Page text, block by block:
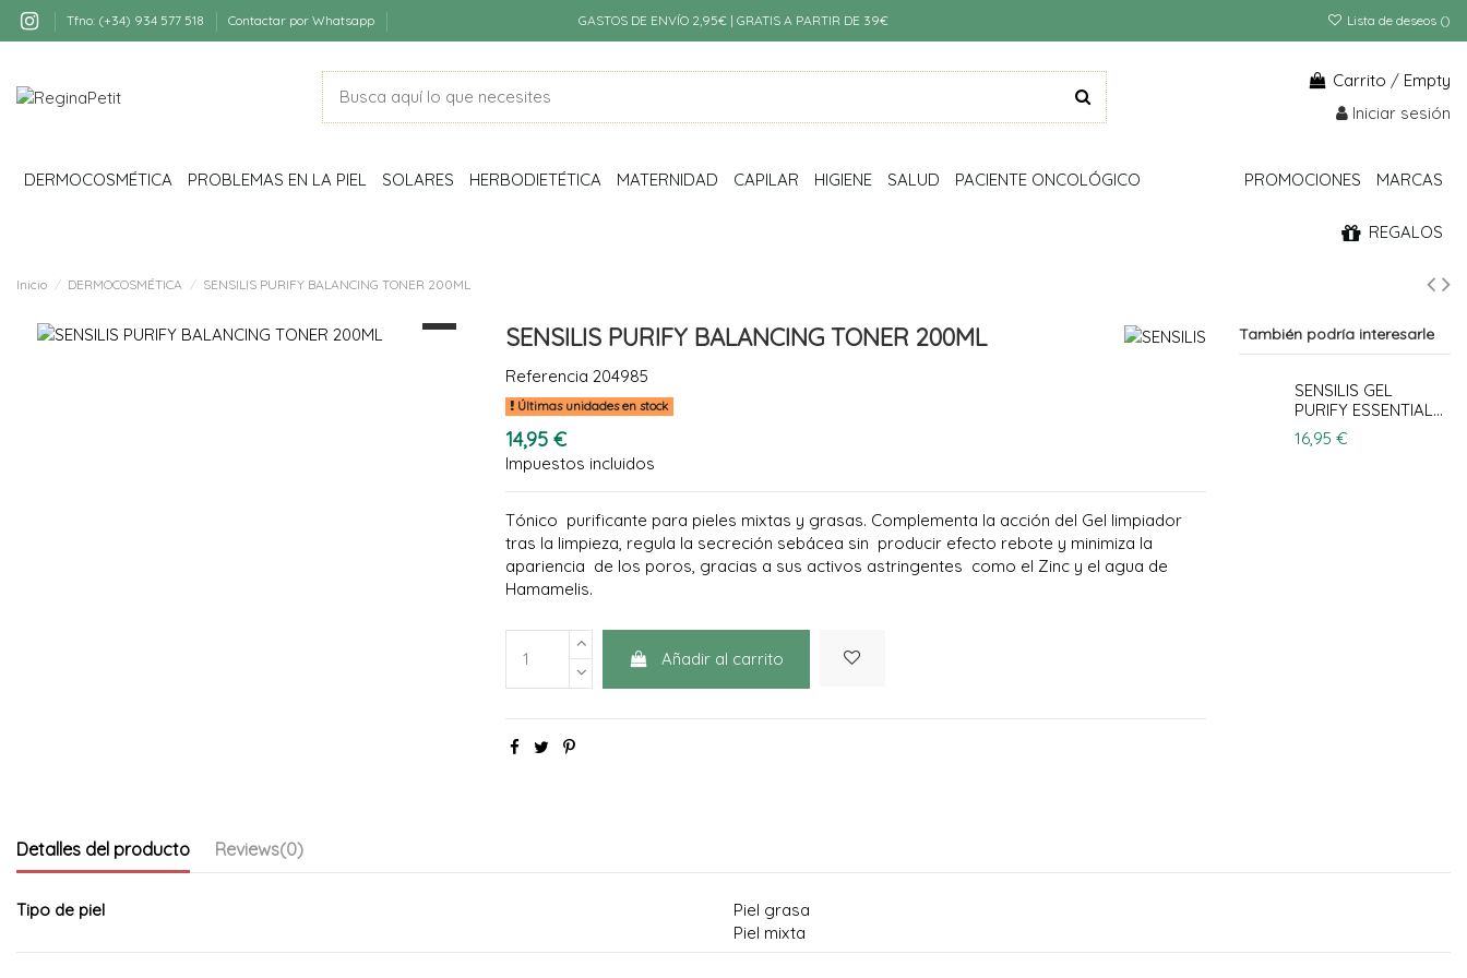
Tfno: (+34) 934 577 518 Contactar por Whatsapp GASTOS DE ENVÍO 2,95€ | GRATIS A PARTIR DE 39€ Lista de deseos ()
Carrito / Empty
Iniciar sesión
DERMOCOSMÉTICA PROBLEMAS EN LA PIEL SOLARES HERBODIETÉTICA MATERNIDAD CAPILAR HIGIENE SALUD PACIENTE ONCOLÓGICO MARCAS
PROMOCIONES
REGALOS
Inicio DERMOCOSMÉTICA SENSILIS PURIFY BALANCING TONER 200ML
SENSILIS PURIFY BALANCING TONER 200ML
Referencia 204985
Últimas unidades en stock
14,95 €
Impuestos incluidos
Tónico purificante para pieles mixtas y grasas. Complementa la acción del Gel limpiador
tras la limpieza, regula la secreción sebácea sin producir efecto rebote y minimiza la
apariencia de los poros, gracias a sus activos astringentes como el Zinc y el agua de
Hamamelis.
Añadir al carrito
También podría interesarle
SENSILIS GEL
PURIFY ESSENTIAL...
16,95 €
Detalles del producto Reviews(0)
Tipo de piel
Piel grasa
Piel mixta